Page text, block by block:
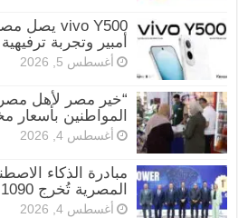
أمبير وتجربة
أغسطس 5, 2026
“خير مصر لأهل
المواطنين بأسعار
أغسطس 4, 2026
مبادرة الذكاء
المصرية تُخرج 1090 طالبًا بمشروعات مبتكرة
أغسطس 4, 2026